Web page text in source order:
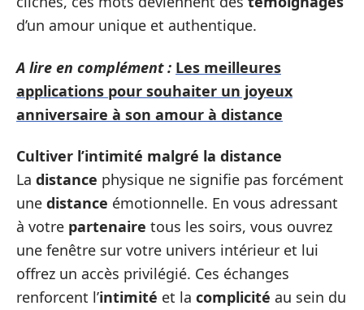
d’un amour unique et authentique.
A lire en complément : Les meilleures
applications pour souhaiter un joyeux
anniversaire à son amour à distance
Cultiver l’intimité malgré la distance
La distance physique ne signifie pas forcément
une distance émotionnelle. En vous adressant
à votre partenaire tous les soirs, vous ouvrez
une fenêtre sur votre univers intérieur et lui
offrez un accès privilégié. Ces échanges
renforcent l’intimité et la complicité au sein du